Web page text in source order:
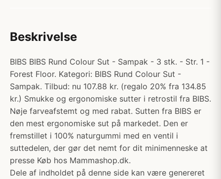
Beskrivelse
BIBS BIBS Rund Colour Sut - Sampak - 3 stk. - Str. 1 -
Forest Floor. Kategori: BIBS Rund Colour Sut -
Sampak. Tilbud: nu 107.88 kr. (regalo 20% fra 134.85
kr.) Smukke og ergonomiske sutter i retrostil fra BIBS.
Nøje farveafstemt og med rabat. Sutten fra BIBS er
den mest ergonomiske sut på markedet. Den er
fremstillet i 100% naturgummi med en ventil i
suttedelen, der gør det nemt for dit minimenneske at
presse Køb hos Mammashop.dk.
Dele af indholdet på denne side kan være genereret